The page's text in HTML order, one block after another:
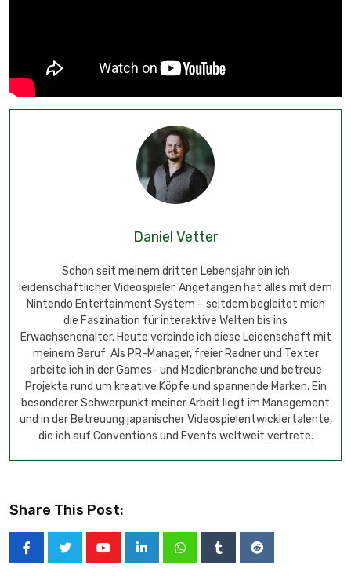
Daniel Vetter
Schon seit meinem dritten Lebensjahr bin ich
leidenschaftlicher Videospieler. Angefangen hat alles mit dem
Nintendo Entertainment System – seitdem begleitet mich
die Faszination für interaktive Welten bis ins
Erwachsenenalter. Heute verbinde ich diese Leidenschaft mit
meinem Beruf: Als PR-Manager, freier Redner und Texter
arbeite ich in der Games- und Medienbranche und betreue
Projekte rund um kreative Köpfe und spannende Marken. Ein
besonderer Schwerpunkt meiner Arbeit liegt im Management
und in der Betreuung japanischer Videospielentwicklertalente,
die ich auf Conventions und Events weltweit vertrete.
Share This Post: